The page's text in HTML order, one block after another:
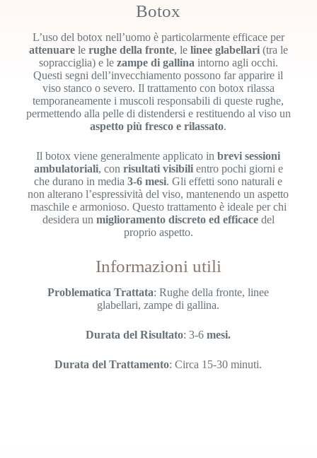
Botox
L’uso del botox nell’uomo è particolarmente efficace per
attenuare lerughe della fronte, le linee glabellari(tra le
sopracciglia) e le zampe di gallina intorno agli occhi.
Questi segni dell’invecchiamento possono far apparire il
viso stanco o severo. Il trattamento con botox rilassa
temporaneamente i muscoli responsabili di queste rughe,
permettendo alla pelle di distendersi e restituendo al viso un
aspetto più fresco e rilassato.
Il botox viene generalmente applicato inbrevi sessioni
ambulatoriali, con risultati visibili entro pochi giorni e
che durano in media3-6 mesi. Gli effetti sono naturali e
non alterano l’espressività del viso, mantenendo un aspetto
maschile e armonioso. Questo trattamento è ideale per chi
desidera un miglioramento discreto ed efficacedel
proprio aspetto.
Informazioni utili
Problematica Trattata: Rughe della fronte, linee
glabellari, zampe di gallina.
Durata del Risultato: 3-6mesi.
Durata del Trattamento: Circa 15-30 minuti.